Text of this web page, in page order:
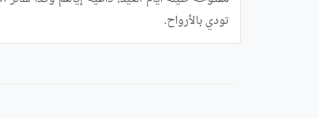
تودي بالأرواح.